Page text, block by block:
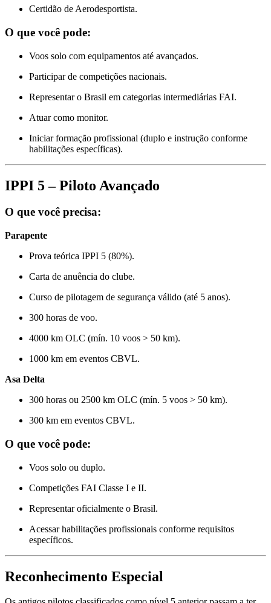
Certidão de Aerodesportista.
O que você pode:
Voos solo com equipamentos até avançados.
Participar de competições nacionais.
Representar o Brasil em categorias intermediárias FAI.
Atuar como monitor.
Iniciar formação profissional (duplo e instrução conforme
habilitações específicas).
IPPI 5 – Piloto Avançado
O que você precisa:
Parapente
Prova teórica IPPI 5 (80%).
Carta de anuência do clube.
Curso de pilotagem de segurança válido (até 5 anos).
300 horas de voo.
4000 km OLC (mín. 10 voos > 50 km).
1000 km em eventos CBVL.
Asa Delta
300 horas ou 2500 km OLC (mín. 5 voos > 50 km).
300 km em eventos CBVL.
O que você pode:
Voos solo ou duplo.
Competições FAI Classe I e II.
Representar oficialmente o Brasil.
Acessar habilitações profissionais conforme requisitos
específicos.
Reconhecimento Especial